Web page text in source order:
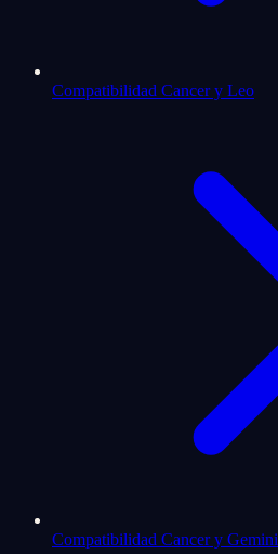
Compatibilidad Cancer y Leo
Compatibilidad Cancer y Gemini